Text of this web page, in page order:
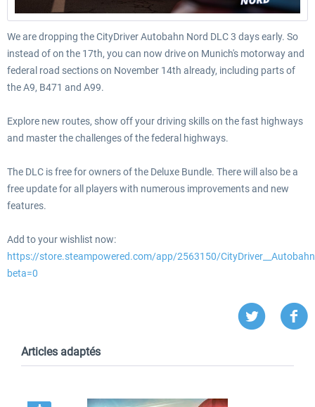
We are dropping the CityDriver Autobahn Nord DLC 3 days early. So
instead of on the 17th, you can now drive on Munich's motorway and
federal road sections on November 14th already, including parts of
the A9, B471 and A99.
Explore new routes, show off your driving skills on the fast highways
and master the challenges of the federal highways.
The DLC is free for owners of the Deluxe Bundle. There will also be a
free update for all players with numerous improvements and new
features.
Add to your wishlist now:
https://store.steampowered.com/app/2563150/
beta=0
Articles adaptés